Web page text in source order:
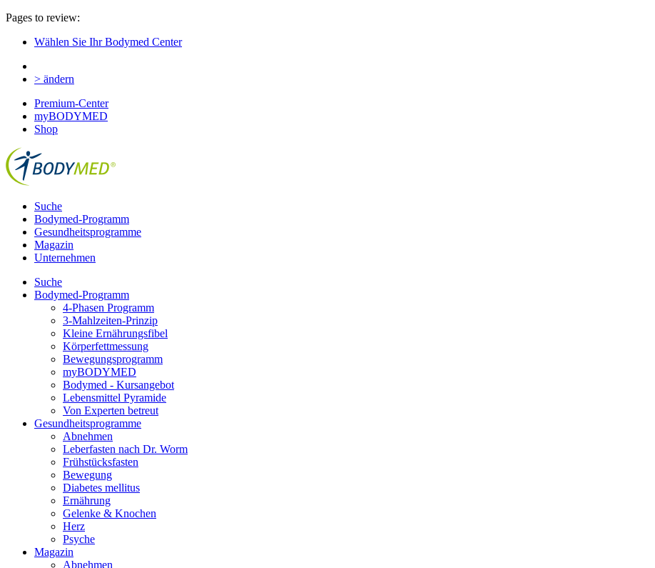
Pages to review:
Wählen Sie Ihr Bodymed Center
> ändern
Premium-Center
myBODYMED
Shop
Suche
Bodymed-Programm
Gesundheitsprogramme
Magazin
Unternehmen
Suche
Bodymed-Programm
4-Phasen Programm
3-Mahlzeiten-Prinzip
Kleine Ernährungsfibel
Körperfettmessung
Bewegungsprogramm
myBODYMED
Bodymed - Kursangebot
Lebensmittel Pyramide
Von Experten betreut
Gesundheitsprogramme
Abnehmen
Leberfasten nach Dr. Worm
Frühstücksfasten
Bewegung
Diabetes mellitus
Ernährung
Gelenke & Knochen
Herz
Psyche
Magazin
Abnehmen